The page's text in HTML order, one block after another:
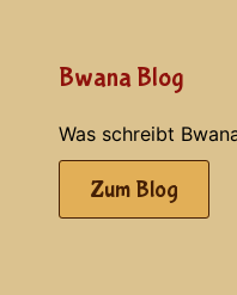
Bwana Blog
Was schreibt
Zum Blog